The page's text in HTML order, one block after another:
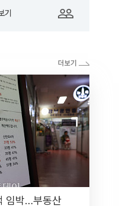
기
임박…부동산